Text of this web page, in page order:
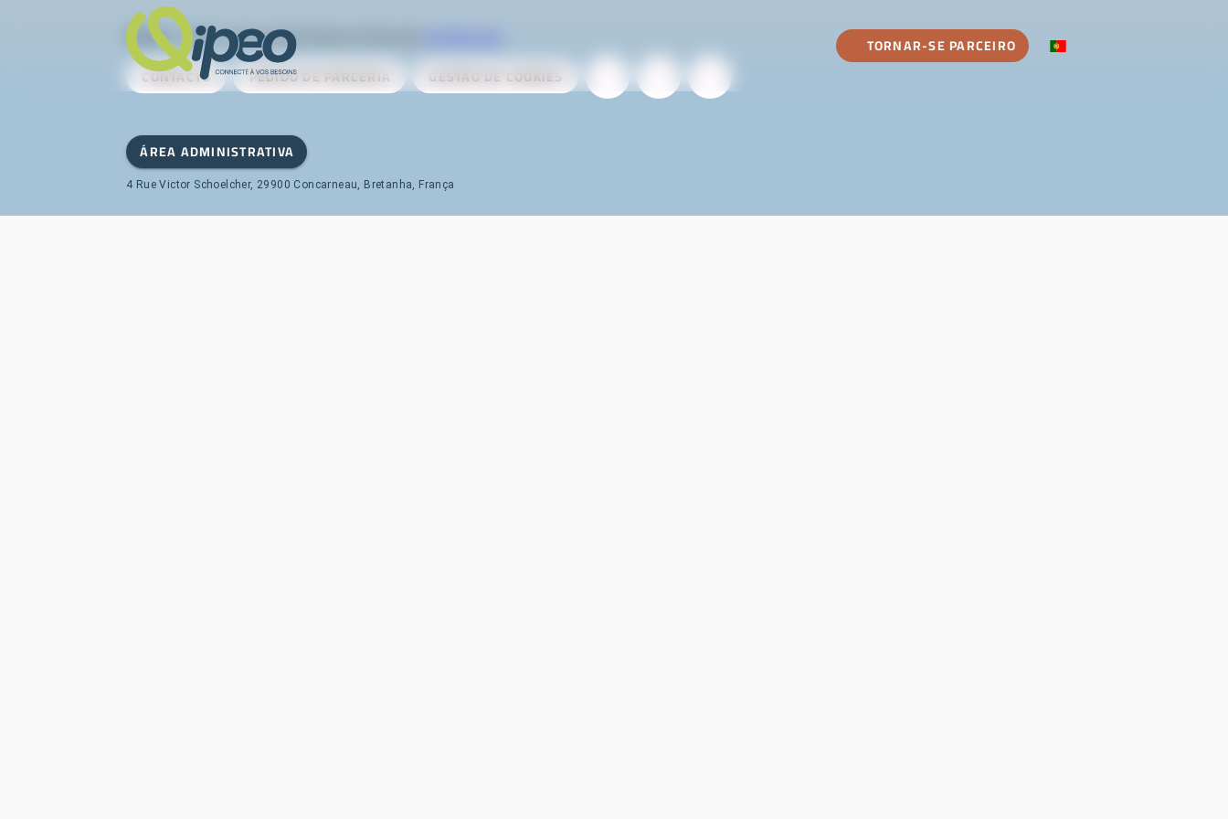
TORNAR-SE PARCEIRO
Qipeo © 2025 -Uma solução desenvolvida pela
CONTACTO PEDIDO DE PARCERIA GESTÃO DE COOKIES
ÁREA ADMINISTRATIVA
4 Rue Victor Schoelcher, 29900 Concarneau, Bretanha, França